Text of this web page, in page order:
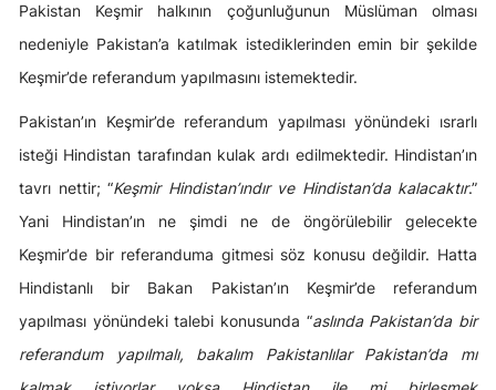
Pakistan Keşmir halkının çoğunluğunun Müslüman olması
nedeniyle Pakistan’a katılmak istediklerinden emin bir şekilde
Keşmir’de referandum yapılmasını istemektedir.
Pakistan’ın Keşmir’de referandum yapılması yönündeki ısrarlı
isteği Hindistan tarafından kulak ardı edilmektedir. Hindistan’ın
tavrı nettir; “Keşmir Hindistan’ındır ve Hindistan’da kalacaktır.”
Yani Hindistan’ın ne şimdi ne de öngörülebilir gelecekte
Keşmir’de bir referanduma gitmesi söz konusu değildir. Hatta
Hindistanlı bir Bakan Pakistan’ın Keşmir’de referandum
yapılması yönündeki talebi konusunda “aslında Pakistan’da bir
referandum yapılmalı, bakalım Pakistanlılar Pakistan’da mı